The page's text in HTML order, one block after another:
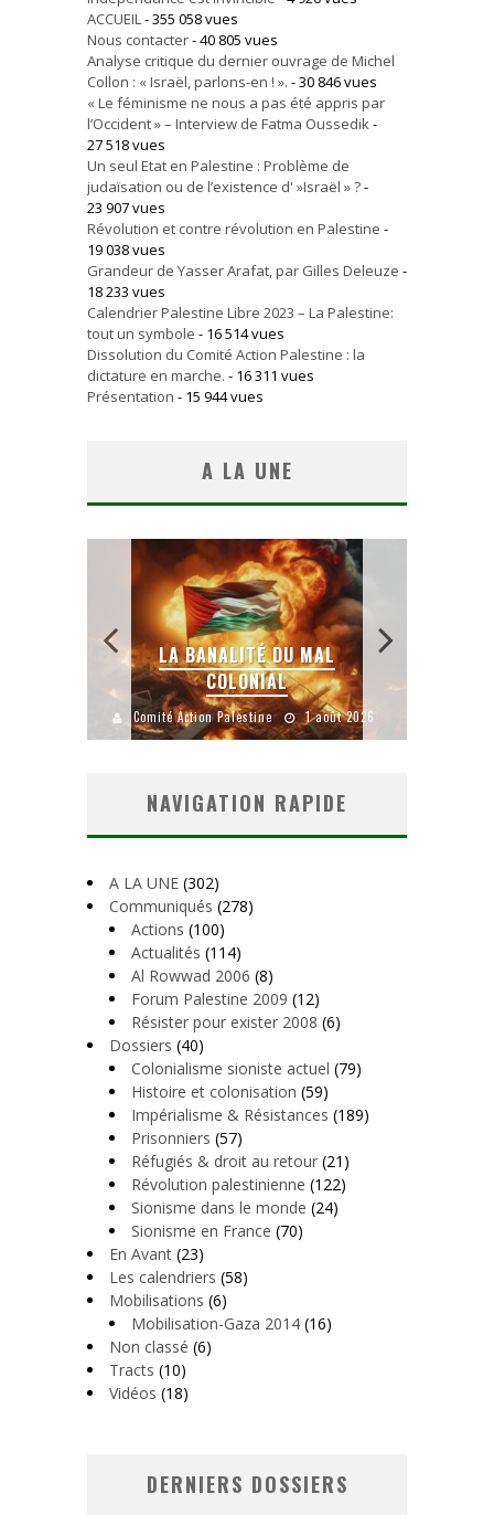
ACCUEIL- 355 058 vues
Nous contacter- 40 805 vues
Analyse critique du dernier ouvrage de Michel
Collon : « Israël, parlons-en ! ». - 30 846 vues
« Le féminisme ne nous a pas été appris par
l’Occident » – Interview de Fatma Oussedik-
27 518 vues
Un seul Etat en Palestine : Problème de
judaïsation ou de l’existence d' »Israël » ?-
23 907 vues
Révolution et contre révolution en Palestine -
19 038 vues
Grandeur de Yasser Arafat, par Gilles Deleuze -
18 233 vues
Calendrier Palestine Libre 2023 – La Palestine:
tout un symbole - 16 514 vues
Dissolution du Comité Action Palestine : la
dictature en marche. - 16 311 vues
Présentation - 15 944 vues
A LA UNE
LA BANALITÉ DU MAL
COLONIAL
Comité Action Palestine 1 août 2026
NAVIGATION RAPIDE
A LA UNE (302)
Communiqués (278)
Actions (100)
Actualités (114)
Al Rowwad 2006 (8)
Forum Palestine 2009 (12)
Résister pour exister 2008 (6)
Dossiers (40)
Colonialisme sioniste actuel (79)
Histoire et colonisation (59)
Impérialisme & Résistances (189)
Prisonniers (57)
Réfugiés & droit au retour (21)
Révolution palestinienne (122)
Sionisme dans le monde (24)
Sionisme en France (70)
En Avant (23)
Les calendriers (58)
Mobilisations (6)
Mobilisation-Gaza 2014 (16)
Non classé (6)
Tracts (10)
Vidéos (18)
DERNIERS DOSSIERS